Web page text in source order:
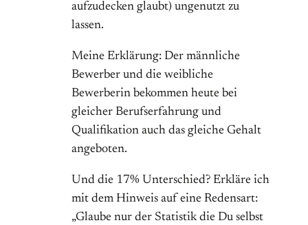
aufzudecken glaubt) ungenutzt zu
lassen.
Meine Erklärung: Der männliche
Bewerber und die weibliche
Bewerberin bekommen heute bei
gleicher Berufserfahrung und
Qualifikation auch das gleiche Gehalt
angeboten.
Und die 17% Unterschied? Erkläre ich
mit dem Hinweis auf eine Redensart:
„Glaube nur der Statistik die Du selbst